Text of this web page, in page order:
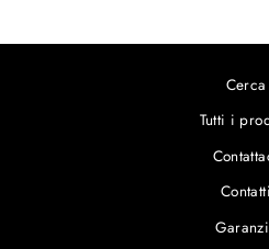
Cerca
Tutti i
Contatti